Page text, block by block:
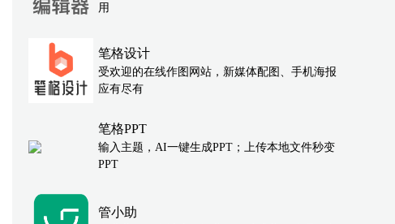
用
笔格设计
受欢迎的在线作图网站，新媒体配图、手机海报
应有尽有
笔格PPT
输入主题，AI一键生成PPT；上传本地文件秒变
PPT
管小助